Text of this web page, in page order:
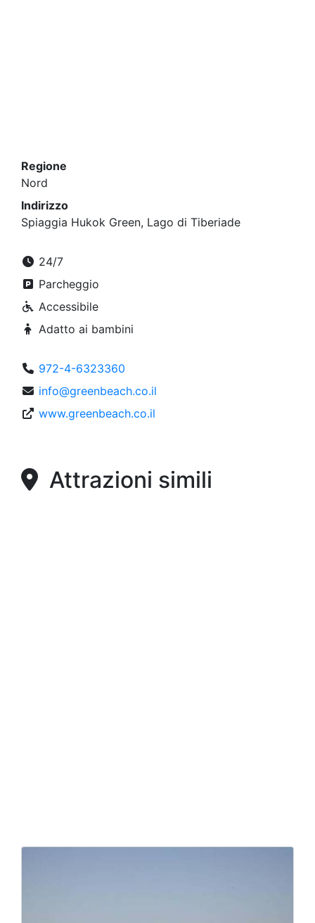
Regione
Nord
Indirizzo
Spiaggia Hukok Green, Lago di Tiberiade
24/7
Parcheggio
Accessibile
Adatto ai bambini
972-4-6323360
info@greenbeach.co.il
www.greenbeach.co.il
Attrazioni simili